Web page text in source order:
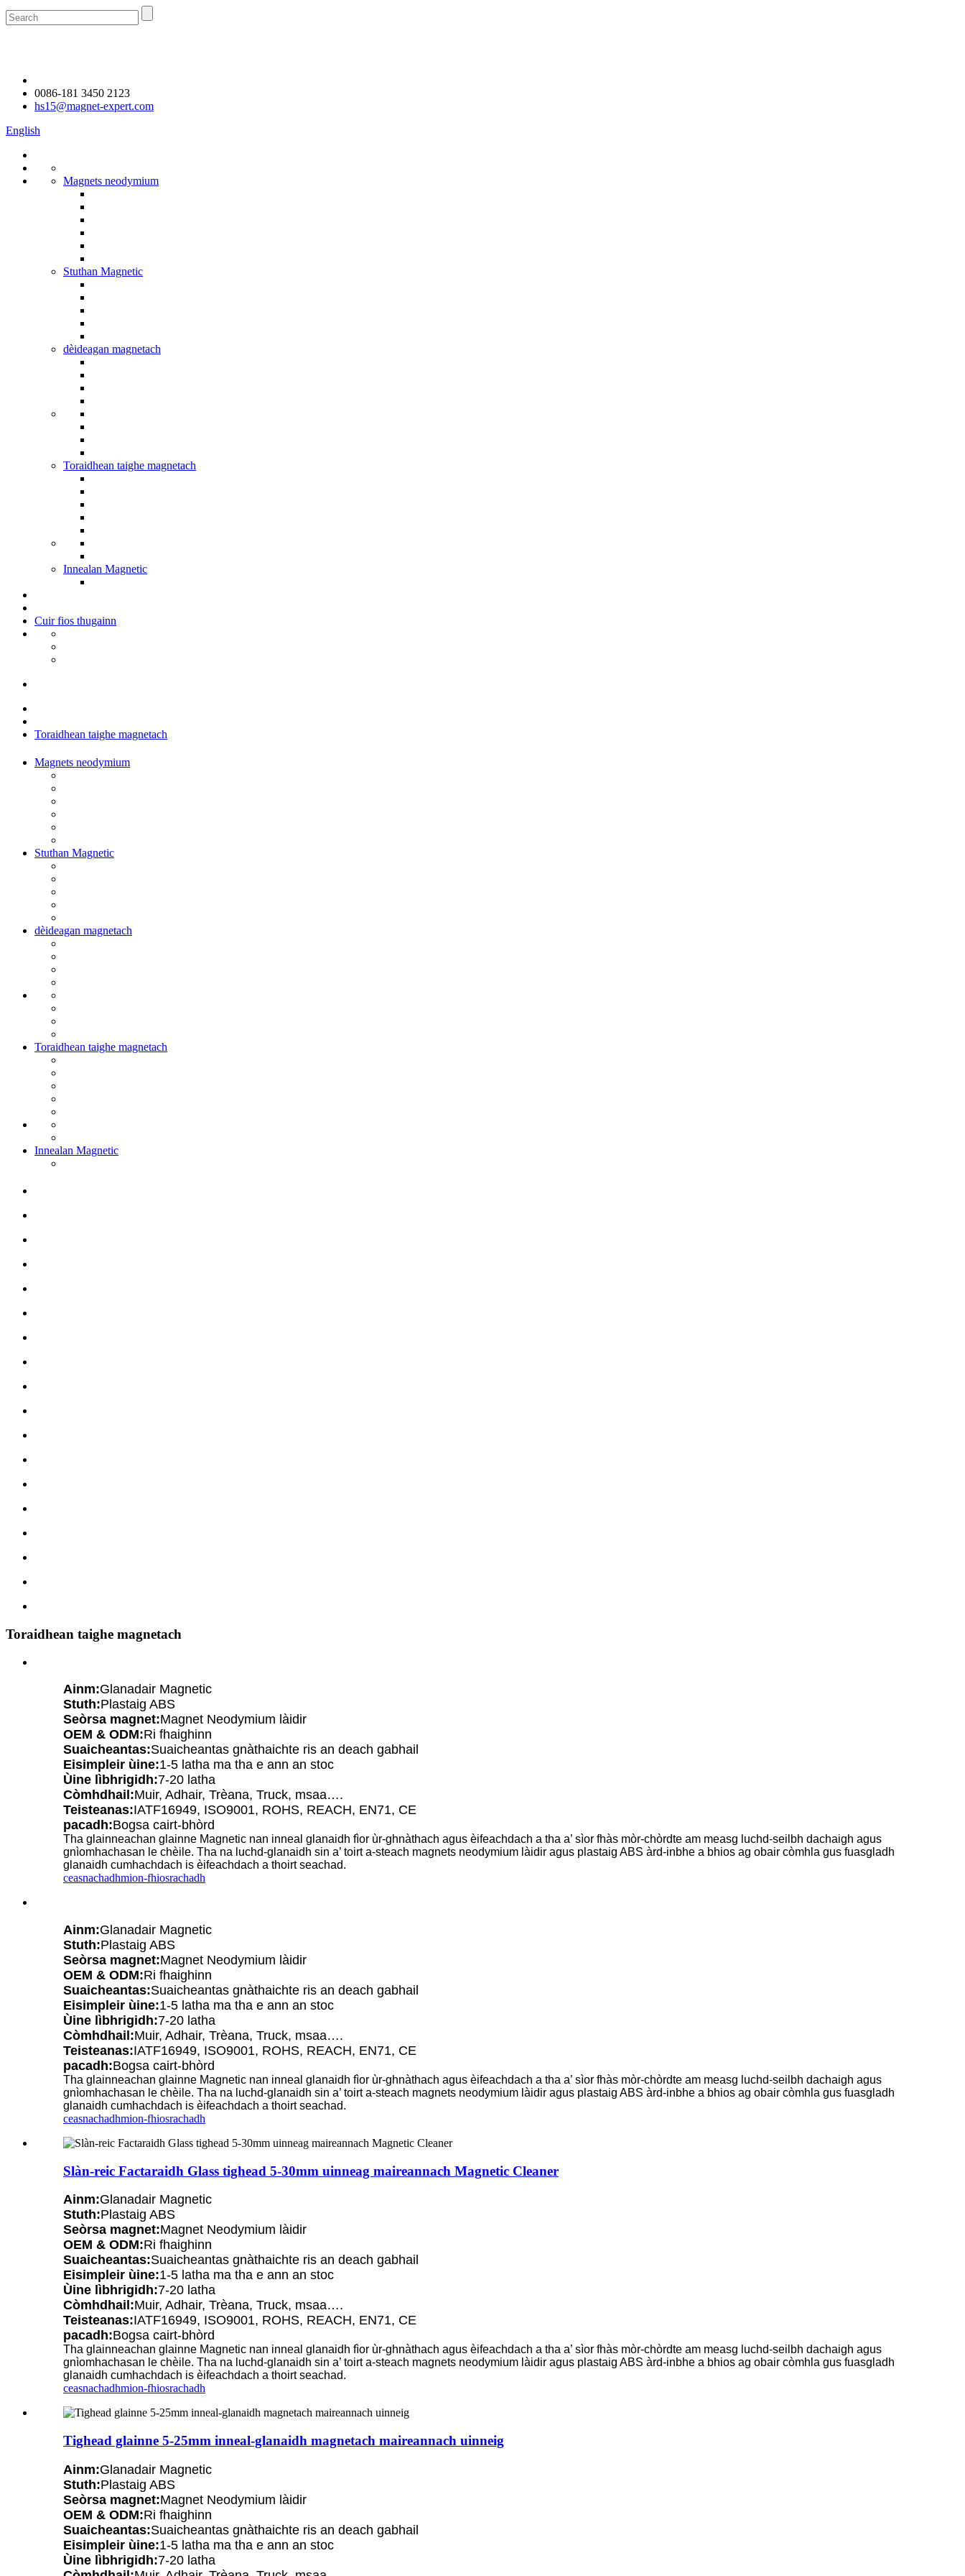
0086-181 3450 2123
hs15@magnet-expert.com
English
Magnets neodymium
Stuthan Magnetic
dèideagan magnetach
Toraidhean taighe magnetach
Innealan Magnetic
Cuir fios thugainn
Toraidhean taighe magnetach
Magnets neodymium
Stuthan Magnetic
dèideagan magnetach
Toraidhean taighe magnetach
Innealan Magnetic
Toraidhean taighe magnetach
Ainm:Glanadair Magnetic
Stuth:Plastaig ABS
Seòrsa magnet:Magnet Neodymium làidir
OEM & ODM:Ri fhaighinn
Suaicheantas:Suaicheantas gnàthaichte ris an deach gabhail
Eisimpleir ùine:1-5 latha ma tha e ann an stoc
Ùine lìbhrigidh:7-20 latha
Còmhdhail:Muir, Adhair, Trèana, Truck, msaa….
Teisteanas:IATF16949, ISO9001, ROHS, REACH, EN71, CE
pacadh:Bogsa cairt-bhòrd
Tha glainneachan glainne Magnetic nan inneal glanaidh fìor ùr-ghnàthach agus èifeachdach a tha a’ sìor fhàs mòr-chòrdte am measg luchd-seilbh dachaigh agus
gnìomhachasan le chèile. Tha na luchd-glanaidh sin a’ toirt a-steach magnets neodymium làidir agus plastaig ABS àrd-inbhe a bhios ag obair còmhla gus fuasgladh
glanaidh cumhachdach is èifeachdach a thoirt seachad.
ceasnachadhmion-fhiosrachadh
Ainm:Glanadair Magnetic
Stuth:Plastaig ABS
Seòrsa magnet:Magnet Neodymium làidir
OEM & ODM:Ri fhaighinn
Suaicheantas:Suaicheantas gnàthaichte ris an deach gabhail
Eisimpleir ùine:1-5 latha ma tha e ann an stoc
Ùine lìbhrigidh:7-20 latha
Còmhdhail:Muir, Adhair, Trèana, Truck, msaa….
Teisteanas:IATF16949, ISO9001, ROHS, REACH, EN71, CE
pacadh:Bogsa cairt-bhòrd
Tha glainneachan glainne Magnetic nan inneal glanaidh fìor ùr-ghnàthach agus èifeachdach a tha a’ sìor fhàs mòr-chòrdte am measg luchd-seilbh dachaigh agus
gnìomhachasan le chèile. Tha na luchd-glanaidh sin a’ toirt a-steach magnets neodymium làidir agus plastaig ABS àrd-inbhe a bhios ag obair còmhla gus fuasgladh
glanaidh cumhachdach is èifeachdach a thoirt seachad.
ceasnachadhmion-fhiosrachadh
Slàn-reic Factaraidh Glass tighead 5-30mm uinneag maireannach Magnetic Cleaner
Ainm:Glanadair Magnetic
Stuth:Plastaig ABS
Seòrsa magnet:Magnet Neodymium làidir
OEM & ODM:Ri fhaighinn
Suaicheantas:Suaicheantas gnàthaichte ris an deach gabhail
Eisimpleir ùine:1-5 latha ma tha e ann an stoc
Ùine lìbhrigidh:7-20 latha
Còmhdhail:Muir, Adhair, Trèana, Truck, msaa….
Teisteanas:IATF16949, ISO9001, ROHS, REACH, EN71, CE
pacadh:Bogsa cairt-bhòrd
Tha glainneachan glainne Magnetic nan inneal glanaidh fìor ùr-ghnàthach agus èifeachdach a tha a’ sìor fhàs mòr-chòrdte am measg luchd-seilbh dachaigh agus
gnìomhachasan le chèile. Tha na luchd-glanaidh sin a’ toirt a-steach magnets neodymium làidir agus plastaig ABS àrd-inbhe a bhios ag obair còmhla gus fuasgladh
glanaidh cumhachdach is èifeachdach a thoirt seachad.
ceasnachadhmion-fhiosrachadh
Tighead glainne 5-25mm inneal-glanaidh magnetach maireannach uinneig
Ainm:Glanadair Magnetic
Stuth:Plastaig ABS
Seòrsa magnet:Magnet Neodymium làidir
OEM & ODM:Ri fhaighinn
Suaicheantas:Suaicheantas gnàthaichte ris an deach gabhail
Eisimpleir ùine:1-5 latha ma tha e ann an stoc
Ùine lìbhrigidh:7-20 latha